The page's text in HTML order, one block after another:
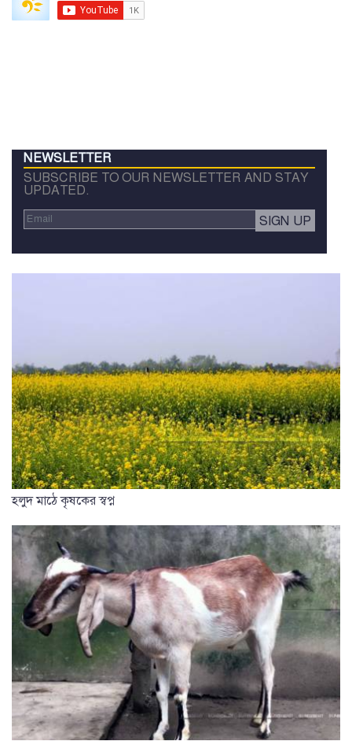
NEWSLETTER
SUBSCRIBE TO OUR NEWSLETTER AND STAY
UPDATED.
হলুদ মাঠে কৃষকের স্বপ্ন